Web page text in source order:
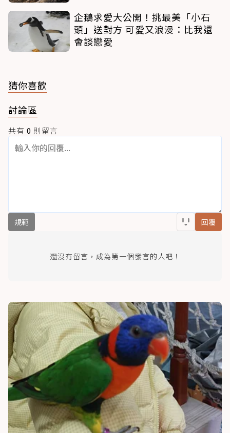
企鵝求愛大公開！挑最美「小石
頭」送對方 可愛又浪漫：比我還
會談戀愛
猜你喜歡
討論區
共有 0 則留言
規範 回覆
還沒有留言，成為第一個發言的人吧！